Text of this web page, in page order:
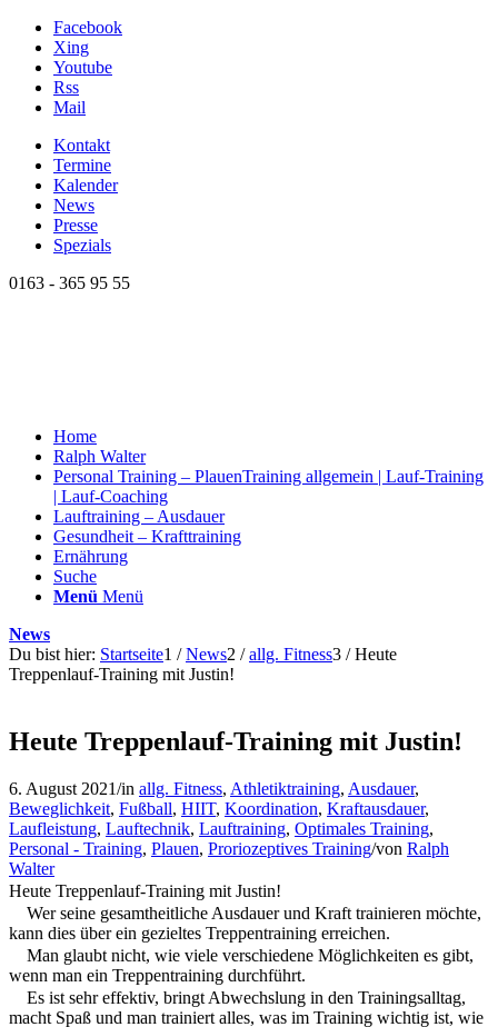
Facebook
Xing
Youtube
Rss
Mail
Kontakt
Termine
Kalender
News
Presse
Spezials
0163 - 365 95 55
Home
Ralph Walter
Personal Training – PlauenTraining allgemein | Lauf-Training
| Lauf-Coaching
Lauftraining – Ausdauer
Gesundheit – Krafttraining
Ernährung
Suche
Menü Menü
News
Du bist hier: Startseite1 / News2 / allg. Fitness3 / Heute
Treppenlauf-Training mit Justin!
Heute Treppenlauf-Training mit Justin!
6. August 2021/in allg. Fitness, Athletiktraining, Ausdauer,
Beweglichkeit, Fußball, HIIT, Koordination, Kraftausdauer,
Laufleistung, Lauftechnik, Lauftraining, Optimales Training,
Personal - Training, Plauen, Proriozeptives Training/von Ralph
Walter
Heute Treppenlauf-Training mit Justin!
Wer seine gesamtheitliche Ausdauer und Kraft trainieren möchte,
kann dies über ein gezieltes Treppentraining erreichen.
Man glaubt nicht, wie viele verschiedene Möglichkeiten es gibt,
wenn man ein Treppentraining durchführt.
Es ist sehr effektiv, bringt Abwechslung in den Trainingsalltag,
macht Spaß und man trainiert alles, was im Training wichtig ist, wie